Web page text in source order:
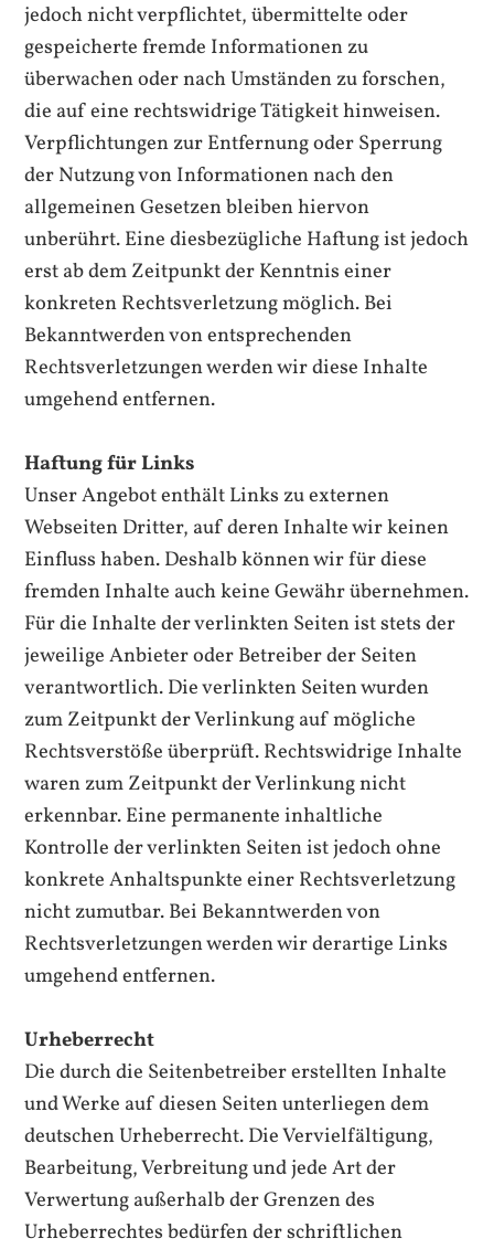
jedoch nicht verpflichtet, übermittelte oder
gespeicherte fremde Informationen zu
überwachen oder nach Umständen zu forschen,
die auf eine rechtswidrige Tätigkeit hinweisen.
Verpflichtungen zur Entfernung oder Sperrung
der Nutzung von Informationen nach den
allgemeinen Gesetzen bleiben hiervon
unberührt. Eine diesbezügliche Haftung ist jedoch
erst ab dem Zeitpunkt der Kenntnis einer
konkreten Rechtsverletzung möglich. Bei
Bekanntwerden von entsprechenden
Rechtsverletzungen werden wir diese Inhalte
umgehend entfernen.
Haftung für Links
Unser Angebot enthält Links zu externen
Webseiten Dritter, auf deren Inhalte wir keinen
Einfluss haben. Deshalb können wir für diese
fremden Inhalte auch keine Gewähr übernehmen.
Für die Inhalte der verlinkten Seiten ist stets der
jeweilige Anbieter oder Betreiber der Seiten
verantwortlich. Die verlinkten Seiten wurden
zum Zeitpunkt der Verlinkung auf mögliche
Rechtsverstöße überprüft. Rechtswidrige Inhalte
waren zum Zeitpunkt der Verlinkung nicht
erkennbar. Eine permanente inhaltliche
Kontrolle der verlinkten Seiten ist jedoch ohne
konkrete Anhaltspunkte einer Rechtsverletzung
nicht zumutbar. Bei Bekanntwerden von
Rechtsverletzungen werden wir derartige Links
umgehend entfernen.
Urheberrecht
Die durch die Seitenbetreiber erstellten Inhalte
und Werke auf diesen Seiten unterliegen dem
deutschen Urheberrecht. Die Vervielfältigung,
Bearbeitung, Verbreitung und jede Art der
Verwertung außerhalb der Grenzen des
Urheberrechtes bedürfen der schriftlichen